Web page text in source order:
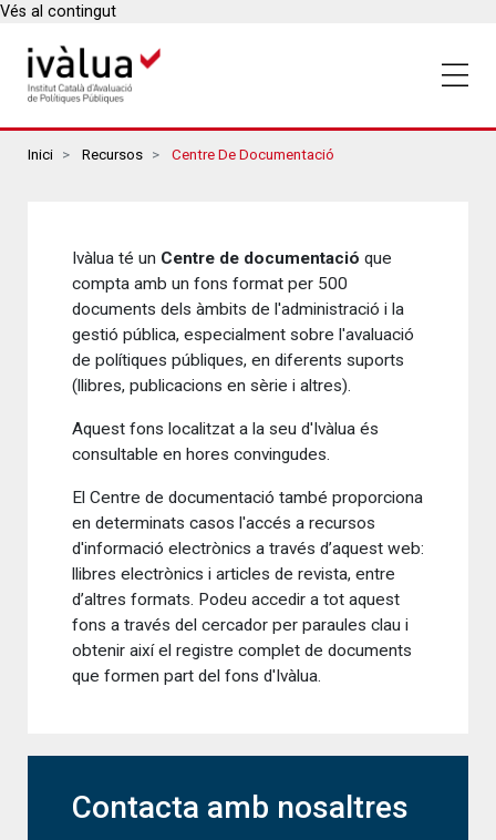
Vés al contingut
Breadcrumbs
Inici Recursos Centre De Documentació
Ivàlua té un Centre de documentació que
compta amb un fons format per 500
documents dels àmbits de l'administració i la
gestió pública, especialment sobre l'avaluació
de polítiques públiques, en diferents suports
(llibres, publicacions en sèrie i altres).
Aquest fons localitzat a la seu d'Ivàlua és
consultable en hores convingudes.
El Centre de documentació també proporciona
en determinats casos l'accés a recursos
d'informació electrònics a través d’aquest web:
llibres electrònics i articles de revista, entre
d’altres formats. Podeu accedir a tot aquest
fons a través del cercador per paraules clau i
obtenir així el registre complet de documents
que formen part del fons d'Ivàlua.
Contacta amb nosaltres